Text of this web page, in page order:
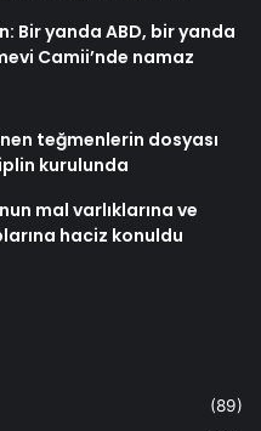
Bir yanda ABD, bir yanda
Camii’nde namaz
teğmenlerin dosyası
kurulunda
mal varlıklarına ve
haciz konuldu
(89)